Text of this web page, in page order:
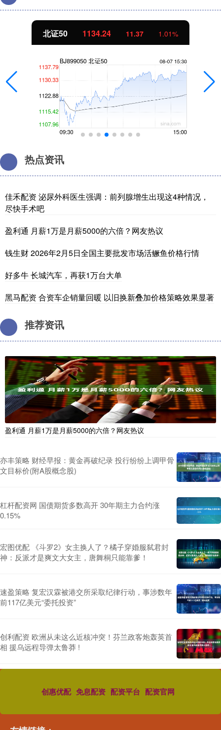
北证50 1134.24 11.37 1.01%
热点资讯
佳禾配资 泌尿外科医生强调：前列腺增生出现这4种情况，
尽快手术吧
盈利通 月薪1万是月薪5000的六倍？网友热议
钱生财 2026年2月5日全国主要批发市场活鳜鱼价格行情
好多牛 长城汽车，再获1万台大单
黑马配资 合资车企销量回暖 以旧换新叠加价格策略效果显著
推荐资讯
盈利通 月薪1万是月薪5000的六倍？网友热议
亦丰策略 财经早报：黄金再破纪录 投行纷纷上调甲骨
文目标价(附A股概念股)
杠杆配资网 国债期货多数高开 30年期主力合约涨
0.15%
宏图优配 《斗罗2》女主换人了？橘子穿婚服弑君封
神：反派才是爽文大女主，唐舞桐只能靠爹！
速盈策略 复宏汉霖被港交所采取纪律行动，事涉数年
前117亿美元“委托投资”
创利配资 欧洲从未这么近核冲突！芬兰政客炮轰英首
相 援乌远程导弹太鲁莽 !
创惠优配 免息配资 配资平台 配资官网